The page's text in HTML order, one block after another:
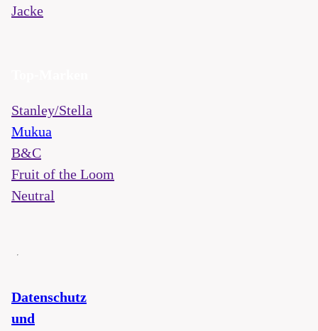
Jacke
Stanley/Stella
Mukua
B&C
Fruit of the Loom
Neutral
Datenschutz
und